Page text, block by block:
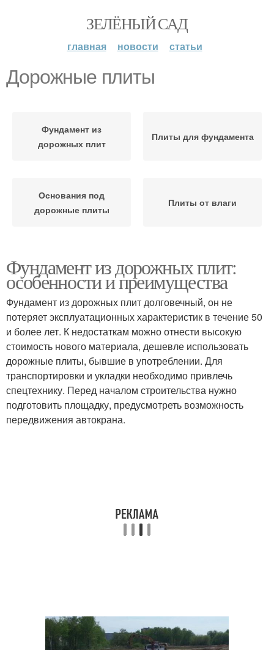
ЗЕЛЁНЫЙ САД
главная новости статьи
Дорожные плиты
Фундамент из
дорожных плит
Плиты для фундамента
Основания под
дорожные плиты
Плиты от влаги
Фундамент из дорожных плит:
особенности и преимущества
Фундамент из дорожных плит долговечный, он не
потеряет эксплуатационных характеристик в течение 50
и более лет. К недостаткам можно отнести высокую
стоимость нового материала, дешевле использовать
дорожные плиты, бывшие в употреблении. Для
транспортировки и укладки необходимо привлечь
спецтехнику. Перед началом строительства нужно
подготовить площадку, предусмотреть возможность
передвижения автокрана.